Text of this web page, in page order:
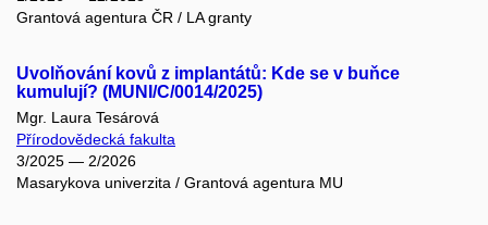
Grantová agentura ČR / LA granty
Uvolňování kovů z implantátů: Kde se v buňce
kumulují? (MUNI/C/0014/2025)
Mgr. Laura Tesárová
Přírodovědecká fakulta
3/2025 — 2/2026
Masarykova univerzita / Grantová agentura MU